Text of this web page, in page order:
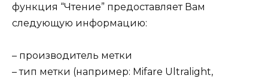
функция “Чтение” предоставляет Вам
следующую информацию:
– производитель метки
– тип метки (например: Mifare Ultralight,